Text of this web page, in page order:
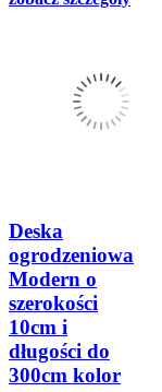
Deska
ogrodzeniowa
Modern o
szerokości
10cm i
długości do
300cm kolor